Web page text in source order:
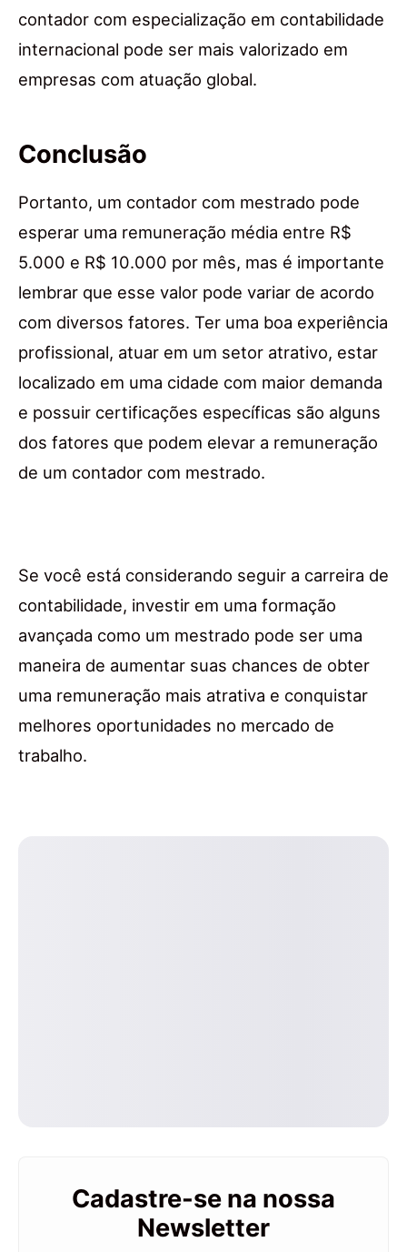
contador com especialização em contabilidade
internacional pode ser mais valorizado em
empresas com atuação global.
Conclusão
Portanto, um contador com mestrado pode
esperar uma remuneração média entre R$
5.000 e R$ 10.000 por mês, mas é importante
lembrar que esse valor pode variar de acordo
com diversos fatores. Ter uma boa experiência
profissional, atuar em um setor atrativo, estar
localizado em uma cidade com maior demanda
e possuir certificações específicas são alguns
dos fatores que podem elevar a remuneração
de um contador com mestrado.
Se você está considerando seguir a carreira de
contabilidade, investir em uma formação
avançada como um mestrado pode ser uma
maneira de aumentar suas chances de obter
uma remuneração mais atrativa e conquistar
melhores oportunidades no mercado de
trabalho.
Cadastre-se na nossa
Newsletter